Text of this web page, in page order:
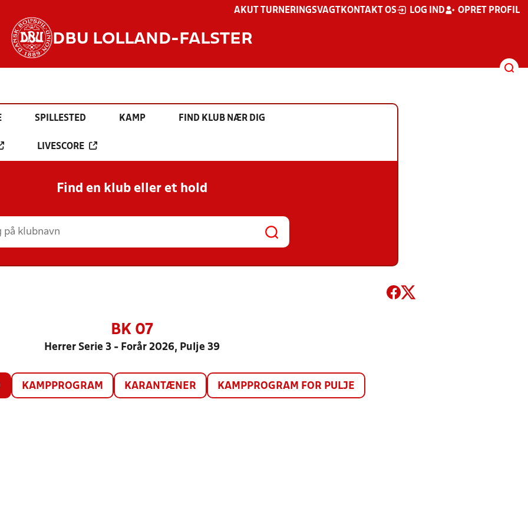
AKUT TURNERINGSVAGT KONTAKT OS LOG IND OPRET PROFIL
DBU LOLLAND-FALSTER
SPILLESTED KAMP FIND KLUB NÆR DIG
LIVESCORE
Find en klub eller et hold
BK 07
Herrer Serie 3 - Forår 2026, Pulje 39
KAMPPROGRAM KARANTÆNER KAMPPROGRAM FOR PULJE